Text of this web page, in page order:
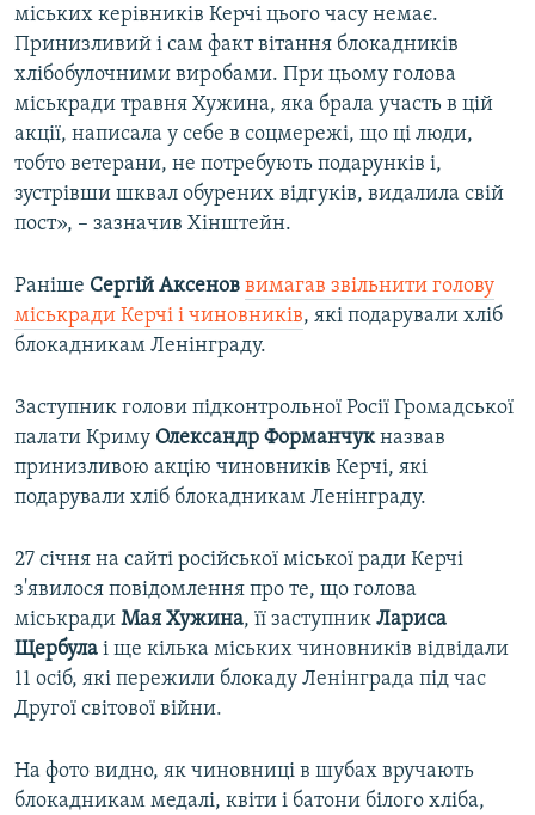
міських керівників Керчі цього часу немає.
Принизливий і сам факт вітання блокадників
хлібобулочними виробами. При цьому голова
міськради травня Хужина, яка брала участь в цій
акції, написала у себе в соцмережі, що ці люди,
тобто ветерани, не потребують подарунків і,
зустрівши шквал обурених відгуків, видалила свій
пост», – зазначив Хінштейн.
Раніше Сергій Аксенов вимагав звільнити голову
міськради Керчі і чиновників, які подарували хліб
блокадникам Ленінграду.
Заступник голови підконтрольної Росії Громадської
палати Криму Олександр Форманчукназвав
принизливою акцію чиновників Керчі, які
подарували хліб блокадникам Ленінграду.
27 січня на сайті російської міської ради Керчі
з'явилося повідомлення про те, що голова
міськради Мая Хужина, її заступник Лариса
Щербула і ще кілька міських чиновників відвідали
11 осіб, які пережили блокаду Ленінграда під час
Другої світової війни.
На фото видно, як чиновниці в шубах вручають
блокадникам медалі, квіти і батони білого хліба,